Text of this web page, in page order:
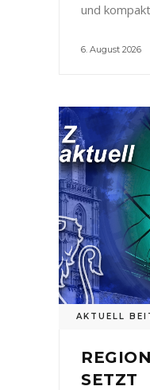
und
6. August 2026
AKTUELL
SETZT